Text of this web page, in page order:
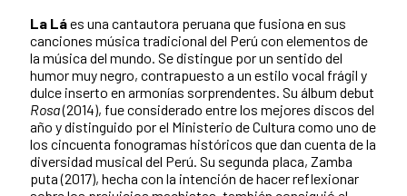
La Láes una cantautora peruana que fusiona en sus
canciones música tradicional del Perú con elementos de
la música del mundo. Se distingue por un sentido del
humor muy negro, contrapuesto a un estilo vocal frágil y
dulce inserto en armonías sorprendentes. Su álbum debut
Rosa(2014), fue considerado entre los mejores discos del
año y distinguido por el Ministerio de Cultura como uno de
los cincuenta fonogramas históricos que dan cuenta de la
diversidad musical del Perú. Su segunda placa, Zamba
puta (2017), hecha con la intención de hacer reflexionar